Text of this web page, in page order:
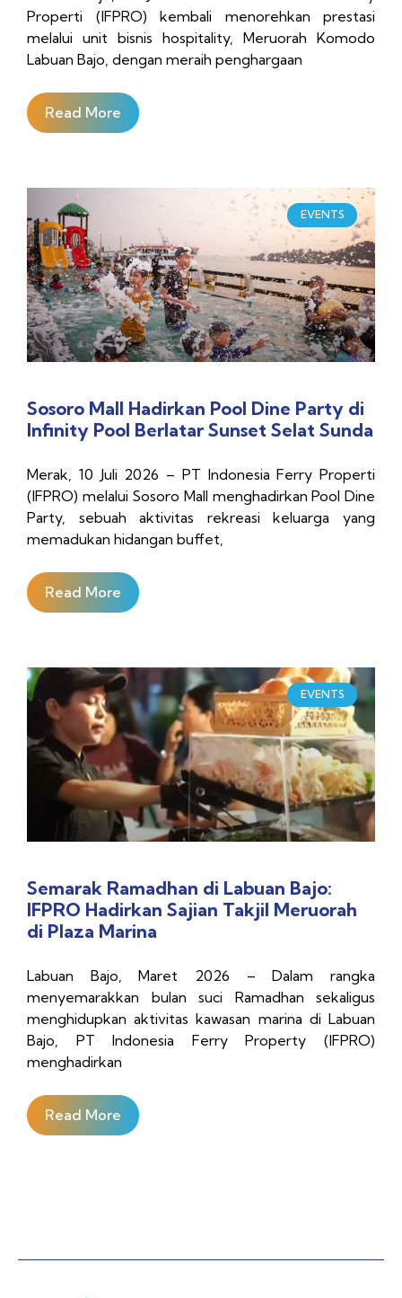
Properti (IFPRO) kembali menorehkan prestasi
melalui unit bisnis hospitality, Meruorah Komodo
Labuan Bajo, dengan meraih penghargaan
Read More
EVENTS
Sosoro Mall Hadirkan Pool Dine Party di
Infinity Pool Berlatar Sunset Selat Sunda
Merak, 10 Juli 2026 – PT Indonesia Ferry Properti
(IFPRO) melalui Sosoro Mall menghadirkan Pool Dine
Party, sebuah aktivitas rekreasi keluarga yang
memadukan hidangan buffet,
Read More
EVENTS
Semarak Ramadhan di Labuan Bajo:
IFPRO Hadirkan Sajian Takjil Meruorah
di Plaza Marina
Labuan Bajo, Maret 2026 – Dalam rangka
menyemarakkan bulan suci Ramadhan sekaligus
menghidupkan aktivitas kawasan marina di Labuan
Bajo, PT Indonesia Ferry Property (IFPRO)
menghadirkan
Read More